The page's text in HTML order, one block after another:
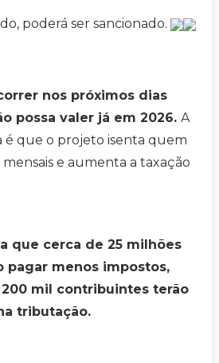
poderá ser sancionado.
nos próximos dias
possa valer já em 2026. A
é que o projeto isenta quem
e aumenta a taxação
que cerca de 25 milhões
pagar menos impostos,
mil contribuintes terão
tributação.